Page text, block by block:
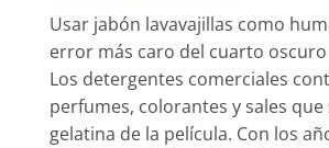
Usar jabón lavavajillas como
error más caro del cuarto
Los detergentes comerciales
perfumes, colorantes y sales que
gelatina de la película. Con los